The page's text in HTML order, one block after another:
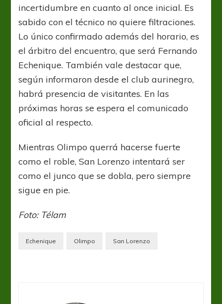
incertidumbre en cuanto al once inicial. Es
sabido con el técnico no quiere filtraciones.
Lo único confirmado además del horario, es
el árbitro del encuentro, que será Fernando
Echenique. También vale destacar que,
según informaron desde el club aurinegro,
habrá presencia de visitantes. En las
próximas horas se espera el comunicado
oficial al respecto.
Mientras Olimpo querrá hacerse fuerte
como el roble, San Lorenzo intentará ser
como el junco que se dobla, pero siempre
sigue en pie.
Foto: Télam
Echenique Olimpo San Lorenzo